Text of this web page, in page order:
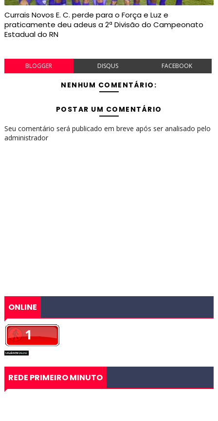
Currais Novos E. C. perde para o Força e Luz e
praticamente deu adeus a 2ª Divisão do Campeonato
Estadual do RN
BLOGGER DISQUS FACEBOOK
NENHUM COMENTÁRIO:
POSTAR UM COMENTÁRIO
Seu comentário será publicado em breve após ser analisado pelo
administrador
ONLINE
REDE PRIMEIRO MINUTO